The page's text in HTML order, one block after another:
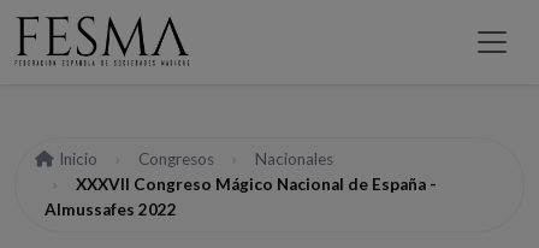
Inicio Congresos
Nacionales
XXXVII Congreso Mágico Nacional de España -
Almussafes 2022